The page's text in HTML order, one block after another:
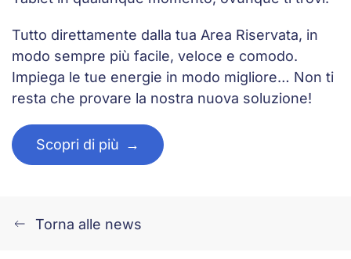
Tutto direttamente dalla tua Area Riservata, in
modo sempre più facile, veloce e comodo.
Impiega le tue energie in modo migliore… Non ti
resta che provare la nostra nuova soluzione!
Scopri di più
Torna alle news